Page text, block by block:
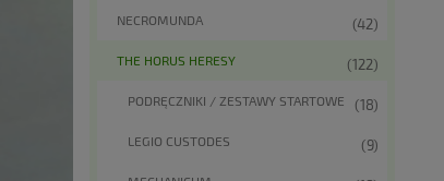
NECROMUNDA (42)
THE HORUS HERESY (122)
PODRĘCZNIKI / ZESTAWY STARTOWE (18)
LEGIO CUSTODES (9)